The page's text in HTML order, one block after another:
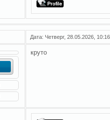
Дата: Четверг, 28.05.2026,
круто